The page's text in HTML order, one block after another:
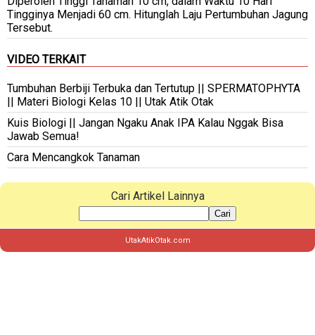
Tingginya Menjadi 60 cm. Hitunglah Laju Pertumbuhan Jagung
Tersebut.
VIDEO TERKAIT
Tumbuhan Berbiji Terbuka dan Tertutup || SPERMATOPHYTA
|| Materi Biologi Kelas 10 || Utak Atik Otak
Kuis Biologi || Jangan Ngaku Anak IPA Kalau Nggak Bisa
Jawab Semua!
Cara Mencangkok Tanaman
Cari Artikel Lainnya
Cari
UtakAtikOtak.com